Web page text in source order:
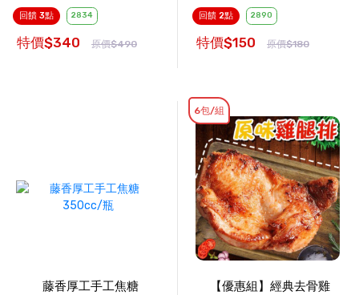
回饋 3點 2834
特價$340 原價$490
回饋 2點 2890
特價$150 原價$180
藤香厚工手工焦糖
【優惠組】經典去骨雞
6包/組